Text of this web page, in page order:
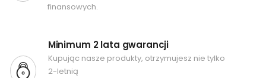
finansowych.
Minimum 2 lata gwarancji
Kupując nasze produkty, otrzymujesz nie tylko
2-letnią